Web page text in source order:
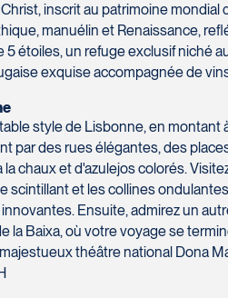
inscrit au patrimoine
manuélin et Renaissance,
étoiles, un refuge exclusif niché
exquise accompagnée de
style de Lisbonne, en
par des rues élégantes, des
chaux et d'azulejos colorés.
scintillant et les collines
Ensuite, admirez un
la Baixa, où votre voyage se
théâtre national Dona
- Local 150
St-Bruno